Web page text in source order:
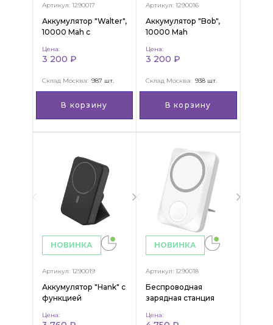
Артикул: 1290017
Аккумулятор "Walter",
10000 Mah c
Touch
Цена:
3 200 ₽
Склад Москва: 987 шт.
В корзину
Артикул: 1290016
Аккумулятор "Bob",
10000 Mah
Цена:
3 200 ₽
Склад Москва: 938 шт.
В корзину
НОВИНКА
Артикул: 1290019
Аккумулятор "Hank" с
функцией
зарядки, 10 000 mAh
Цена:
НОВИНКА
Артикул: 1290018
Беспроводная
зарядная станция
Apple/Apple watch с
Цена: